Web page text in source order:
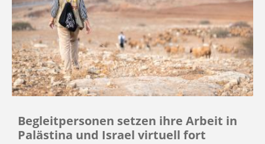
Begleitpersonen setzen ihre Arbeit in
Palästina und Israel virtuell fort